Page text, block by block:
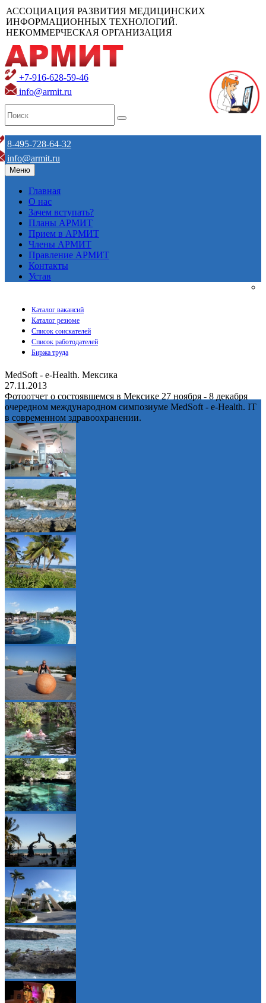
АССОЦИАЦИЯ РАЗВИТИЯ МЕДИЦИНСКИХ
ИНФОРМАЦИОННЫХ ТЕХНОЛОГИЙ.
НЕКОММЕРЧЕСКАЯ ОРГАНИЗАЦИЯ
+7-916-628-59-46
info@armit.ru
8-495-728-64-32
info@armit.ru
Меню
Главная
О нас
Зачем вступать?
Планы АРМИТ
Прием в АРМИТ
Члены АРМИТ
Правление АРМИТ
Контакты
Устав
Каталог вакансий
Каталог резюме
Список соискателей
Список работодателей
Биржа труда
MedSoft - e-Health. Мексика
27.11.2013
Фотоотчет о состоявшемся в Мексике 27 ноября - 8 декабря
очередном международном симпозиуме MedSoft - e-Health. IT
в современном здравоохранении.